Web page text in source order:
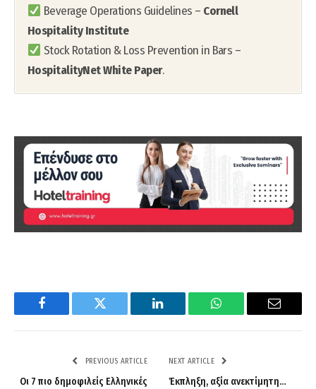
Beverage Operations Guidelines – Cornell
Hospitality Institute
Stock Rotation & Loss Prevention in Bars –
HospitalityNet White Paper.
Facebook Twitter LinkedIn WhatsApp Email
PREVIOUS ARTICLE
Οι 7 πιο δημοφιλείς Ελληνικές
NEXT ARTICLE
Έκπληξη, αξία ανεκτίμητη…